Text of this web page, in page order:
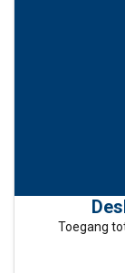
Toegang